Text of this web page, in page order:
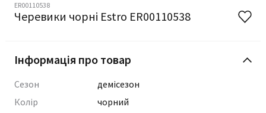
ER00110538
Черевики чорні Estro ER00110538
Інформація про товар
Сезон
демісезон
Колір
чорний